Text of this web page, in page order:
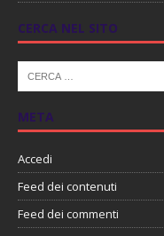
CERCA NEL SITO
META
Accedi
Feed dei contenuti
Feed dei commenti